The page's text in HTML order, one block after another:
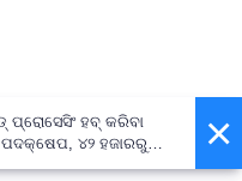
×
ପ୍ରୋସେସିଂ ହବ୍ କରିବା
୪୨ ହଜାରରୁ
ସୁଯୋଗ